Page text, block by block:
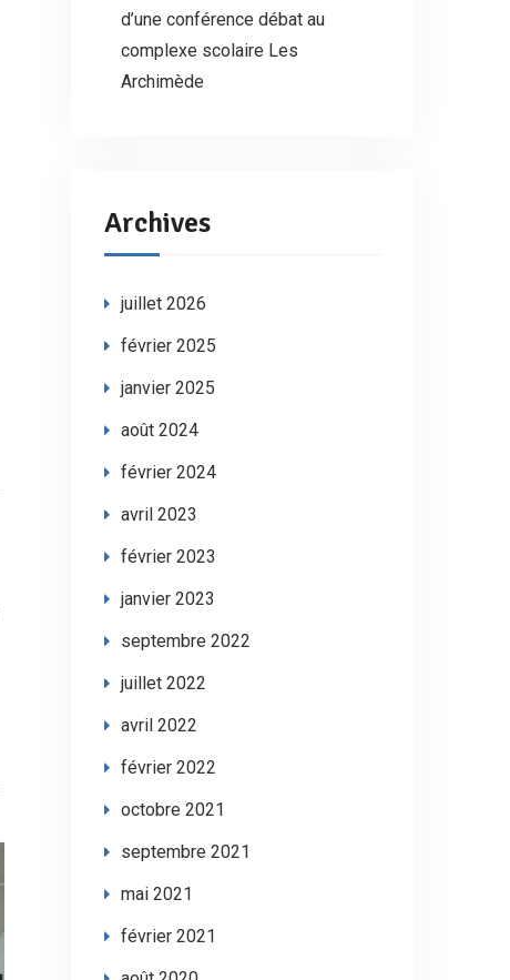
d’une conférence débat au
complexe scolaire Les
Archimède
Archives
juillet 2026
février 2025
janvier 2025
août 2024
février 2024
avril 2023
février 2023
janvier 2023
septembre 2022
juillet 2022
avril 2022
février 2022
octobre 2021
septembre 2021
mai 2021
février 2021